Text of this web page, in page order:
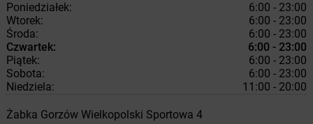
Poniedziałek:
6:00 - 23:00
Wtorek:
6:00 - 23:00
Środa:
6:00 - 23:00
Czwartek:
6:00 - 23:00
Piątek:
6:00 - 23:00
Sobota:
6:00 - 23:00
Niedziela:
11:00 - 20:00
Żabka Gorzów Wielkopolski Sportowa 4